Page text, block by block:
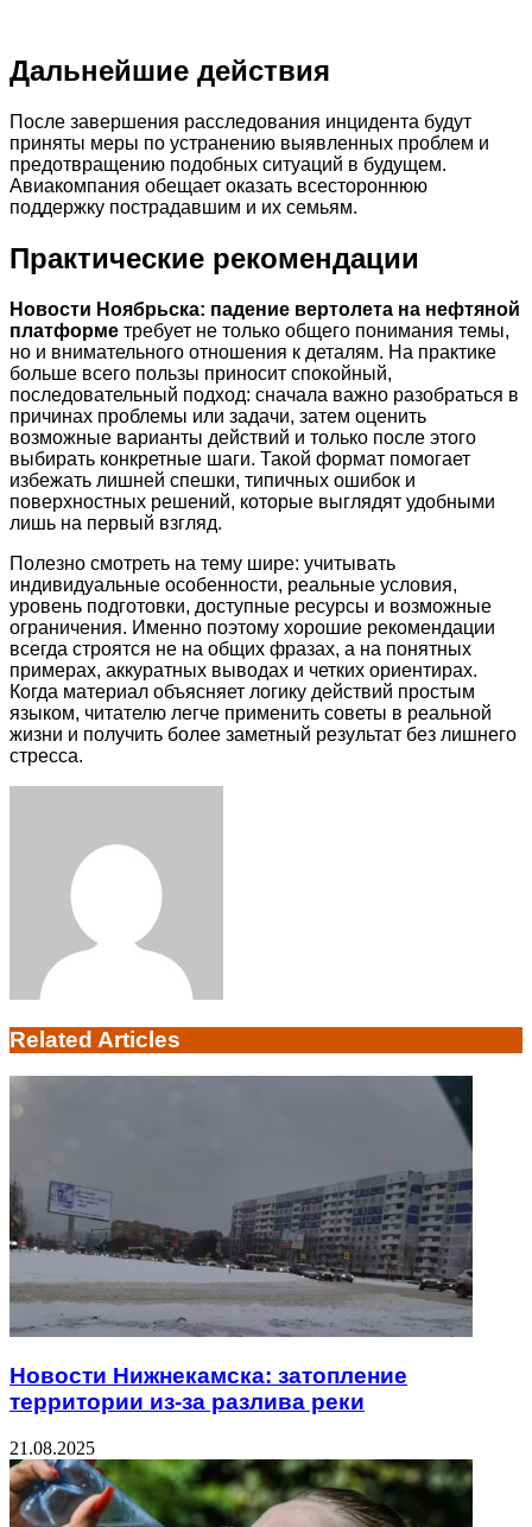
Дальнейшие действия
После завершения расследования инцидента будут
приняты меры по устранению выявленных проблем и
предотвращению подобных ситуаций в будущем.
Авиакомпания обещает оказать всестороннюю
поддержку пострадавшим и их семьям.
Практические рекомендации
Новости Ноябрьска: падение вертолета на нефтяной
платформе требует не только общего понимания темы,
но и внимательного отношения к деталям. На практике
больше всего пользы приносит спокойный,
последовательный подход: сначала важно разобраться в
причинах проблемы или задачи, затем оценить
возможные варианты действий и только после этого
выбирать конкретные шаги. Такой формат помогает
избежать лишней спешки, типичных ошибок и
поверхностных решений, которые выглядят удобными
лишь на первый взгляд.
Полезно смотреть на тему шире: учитывать
индивидуальные особенности, реальные условия,
уровень подготовки, доступные ресурсы и возможные
ограничения. Именно поэтому хорошие рекомендации
всегда строятся не на общих фразах, а на понятных
примерах, аккуратных выводах и четких ориентирах.
Когда материал объясняет логику действий простым
языком, читателю легче применить советы в реальной
жизни и получить более заметный результат без лишнего
стресса.
Related Articles
Новости Нижнекамска: затопление
территории из-за разлива реки
21.08.2025